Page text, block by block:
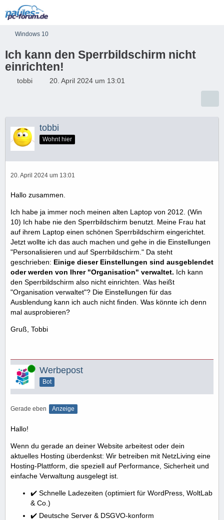
Windows 10
Ich kann den Sperrbildschirm nicht
einrichten!
tobbi 20. April 2024 um 13:01
tobbi
Wohnt hier
20. April 2024 um 13:01
Hallo zusammen.
Ich habe ja immer noch meinen alten Laptop von 2012. (Win
10) Ich habe nie den Sperrbildschirm benutzt. Meine Frau hat
auf ihrem Laptop einen schönen Sperrbildschirm eingerichtet.
Jetzt wollte ich das auch machen und gehe in die Einstellungen
"Personalisieren und auf Sperrbildschirm." Da steht
geschrieben: Einige dieser Einstellungen sind ausgeblendet
oder werden von Ihrer "Organisation" verwaltet. Ich kann
den Sperrbildschirm also nicht einrichten. Was heißt
"Organisation verwaltet"? Die Einstellungen für das
Ausblendung kann ich auch nicht finden. Was könnte ich denn
mal ausprobieren?
Gruß, Tobbi
Online Werbepost
Bot
Gerade eben Anzeige
Hallo!
Wenn du gerade an deiner Website arbeitest oder dein
aktuelles Hosting überdenkst: Wir betreiben mit NetzLiving eine
Hosting-Plattform, die speziell auf Performance, Sicherheit und
einfache Verwaltung ausgelegt ist.
✔️ Schnelle Ladezeiten (optimiert für WordPress, WoltLab
& Co.)
✔️ Deutsche Server & DSGVO-konform